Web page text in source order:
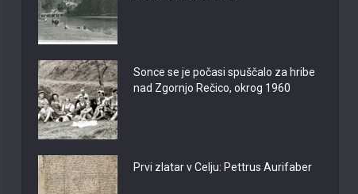
Sonce se je počasi spuščalo za hribe
nad Zgornjo Rečico, okrog 1960
Prvi zlatar v Celju: Pettrus Aurifaber